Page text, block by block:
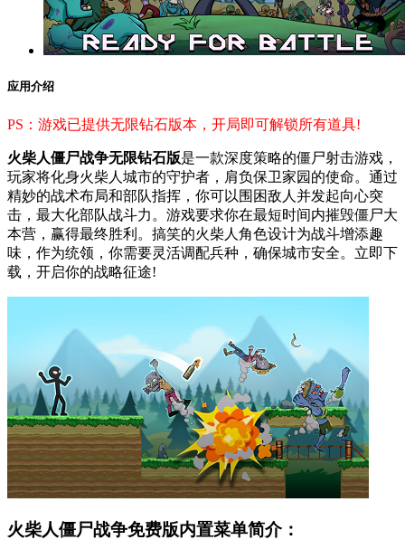
应用介绍
PS：游戏已提供无限钻石版本，开局即可解锁所有道具!
火柴人僵尸战争无限钻石版是一款深度策略的僵尸射击游戏，
玩家将化身火柴人城市的守护者，肩负保卫家园的使命。通过
精妙的战术布局和部队指挥，你可以围困敌人并发起向心突
击，最大化部队战斗力。游戏要求你在最短时间内摧毁僵尸大
本营，赢得最终胜利。搞笑的火柴人角色设计为战斗增添趣
味，作为统领，你需要灵活调配兵种，确保城市安全。立即下
载，开启你的战略征途!
火柴人僵尸战争免费版内置菜单简介：